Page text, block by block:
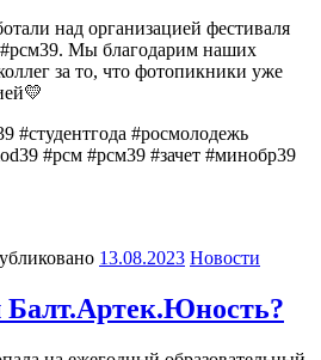
над организацией фестиваля
#рсм39. Мы благодарим наших
за то, что фотопикники уже
#студентгода #росмолодежь
#рсм #рсм39 #зачет #минобр39
13.08.2023 Новости